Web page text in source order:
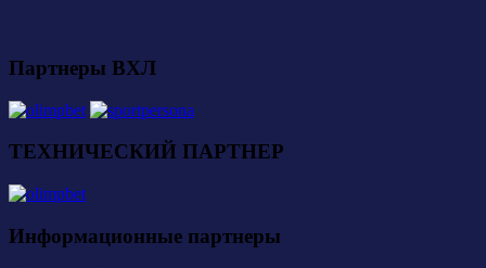
Партнеры ВХЛ
ТЕХНИЧЕСКИЙ ПАРТНЕР
Информационные партнеры